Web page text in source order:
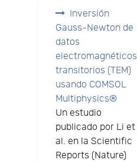
Inversión
Gauss-Newton de
datos
electromagnéticos
transitorios (TEM)
usando COMSOL
Multiphysics®
Un estudio
publicado por Li et
al. en la Scientific
Reports (Nature)